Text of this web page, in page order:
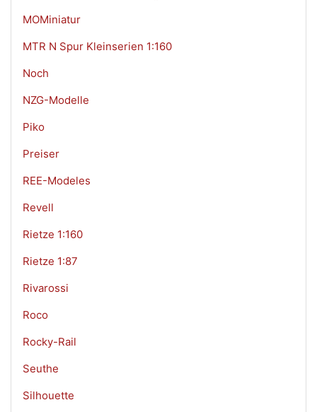
MOMiniatur
MTR N Spur Kleinserien 1:160
Noch
NZG-Modelle
Piko
Preiser
REE-Modeles
Revell
Rietze 1:160
Rietze 1:87
Rivarossi
Roco
Rocky-Rail
Seuthe
Silhouette